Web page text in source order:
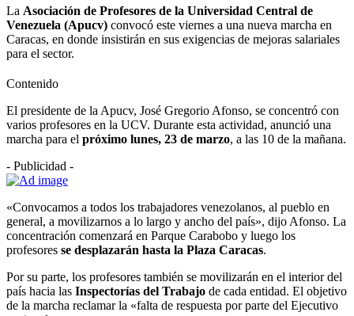
La Asociación de Profesores de la Universidad Central de
Venezuela (Apucv) convocó este viernes a una nueva marcha en
Caracas, en donde insistirán en sus exigencias de mejoras salariales
para el sector.
Contenido
El presidente de la Apucv, José Gregorio Afonso, se concentró con
varios profesores en la UCV. Durante esta actividad, anunció una
marcha para el próximo lunes, 23 de marzo, a las 10 de la mañana.
- Publicidad -
«Convocamos a todos los trabajadores venezolanos, al pueblo en
general, a movilizarnos a lo largo y ancho del país», dijo Afonso. La
concentración comenzará en Parque Carabobo y luego los
profesores se desplazarán hasta la Plaza Caracas.
Por su parte, los profesores también se movilizarán en el interior del
país hacia las Inspectorías del Trabajo de cada entidad. El objetivo
de la marcha reclamar la «falta de respuesta por parte del Ejecutivo